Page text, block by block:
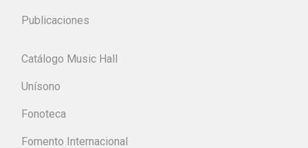
Publicaciones
Catálogo Music Hall
Unísono
Fonoteca
Fomento Internacional